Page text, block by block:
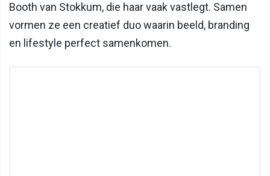
Booth van Stokkum, die haar vaak vastlegt. Samen
vormen ze een creatief duo waarin beeld, branding
en lifestyle perfect samenkomen.